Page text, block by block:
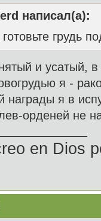
написал(а):
грудь
и усатый,
я -
награды я в
орденей не
en Dios